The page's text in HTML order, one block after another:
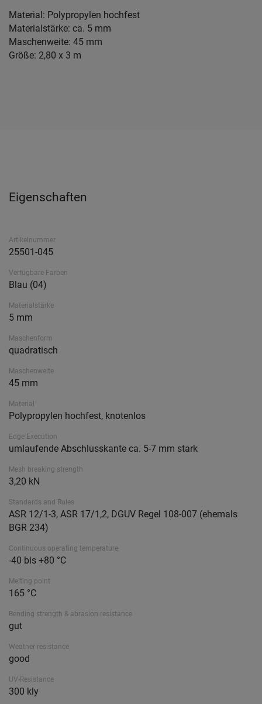
Material: Polypropylen hochfest
Materialstärke: ca. 5 mm
Maschenweite: 45 mm
Größe: 2,80 x 3 m
Eigenschaften
Artikelnummer
25501-045
Verfügbare Farben
Blau (04)
Materialstärke
5 mm
Maschenform
quadratisch
Maschenweite
45 mm
Material
Polypropylen hochfest, knotenlos
Edge Execution
umlaufende Abschlusskante ca. 5-7 mm stark
Mesh breaking strength
3,20 kN
Standards and Rules
ASR 12/1-3, ASR 17/1,2, DGUV Regel 108-007 (ehemals
BGR 234)
Continuous operating temperature
-40 bis +80 °C
Melting point
165 °C
Bending strength & abrasion resistance
gut
Weather resistance
good
UV-Resistance
300 kly